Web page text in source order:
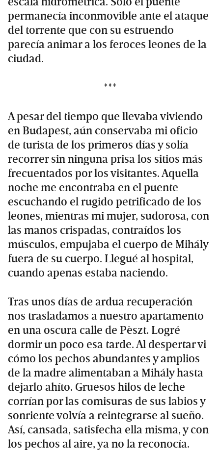
permanecía inconmovible ante el ataque
del torrente que con su estruendo
parecía animar a los feroces leones de la
ciudad.
***
A pesar del tiempo que llevaba viviendo
en Budapest, aún conservaba mi oficio
de turista de los primeros días y solía
recorrer sin ninguna prisa los sitios más
frecuentados por los visitantes. Aquella
noche me encontraba en el puente
escuchando el rugido petrificado de los
leones, mientras mi mujer, sudorosa, con
las manos crispadas, contraídos los
músculos, empujaba el cuerpo de Mihály
fuera de su cuerpo. Llegué al hospital,
cuando apenas estaba naciendo.
Tras unos días de ardua recuperación
nos trasladamos a nuestro apartamento
en una oscura calle de Pèszt. Logré
dormir un poco esa tarde. Al despertar vi
cómo los pechos abundantes y amplios
de la madre alimentaban a Mihály hasta
dejarlo ahíto. Gruesos hilos de leche
corrían por las comisuras de sus labios y
sonriente volvía a reintegrarse al sueño.
Así, cansada, satisfecha ella misma, y con
los pechos al aire, ya no la reconocía.